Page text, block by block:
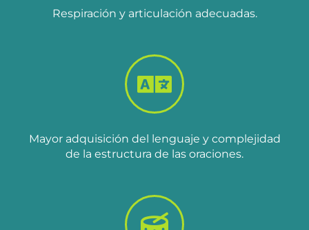
Respiración y articulación adecuadas.
Mayor adquisición del lenguaje y complejidad
de la estructura de las oraciones.